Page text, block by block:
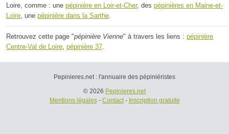
Loire, comme : une pépinière en Loir-et-Cher, des pépinières en Maine-et-
Loire, une pépinière dans la Sarthe.
Retrouvez cette page "pépinière Vienne" à travers les liens : pépinière
Centre-Val de Loire, pépinière 37.
Pepinieres.net : l'annuaire des pépiniéristes
© 2026 Pepinieres.net
Mentions légales- Contact- Inscription gratuite